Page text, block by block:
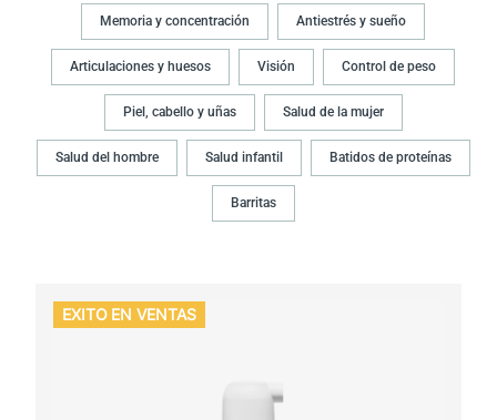
Memoria y concentración Antiestrés y sueño
Articulaciones y huesos Visión Control de peso
Piel, cabello y uñas Salud de la mujer
Salud del hombre Salud infantil Batidos de proteínas
Barritas
EXITO EN VENTAS